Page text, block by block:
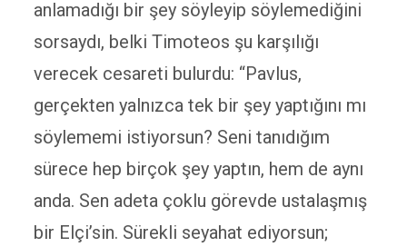
anlamadığı bir şey söyleyip söylemediğini
sorsaydı, belki Timoteos şu karşılığı
verecek cesareti bulurdu: “Pavlus,
gerçekten yalnızca tek bir şey yaptığını mı
söylememi istiyorsun? Seni tanıdığım
sürece hep birçok şey yaptın, hem de aynı
anda. Sen adeta çoklu görevde ustalaşmış
bir Elçi’sin. Sürekli seyahat ediyorsun;